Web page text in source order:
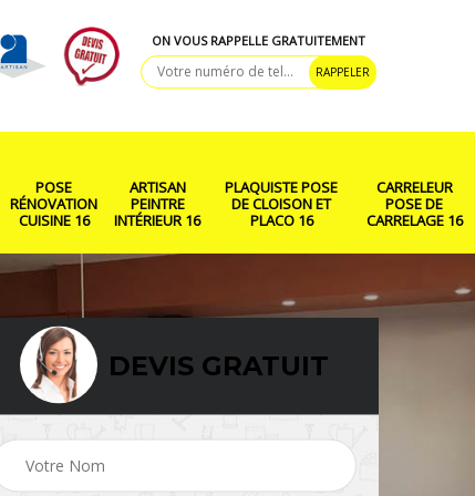
ON VOUS RAPPELLE GRATUITEMENT
POSE
RÉNOVATION
CUISINE 16
ARTISAN
PEINTRE
INTÉRIEUR 16
PLAQUISTE POSE
DE CLOISON ET
PLACO 16
CARRELEUR
POSE DE
CARRELAGE 16
Pose de parquet 16 Rénovation salle de
DEVIS GRATUIT